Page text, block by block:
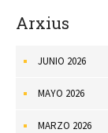
Arxius
JUNIO 2026
MAYO 2026
MARZO 2026